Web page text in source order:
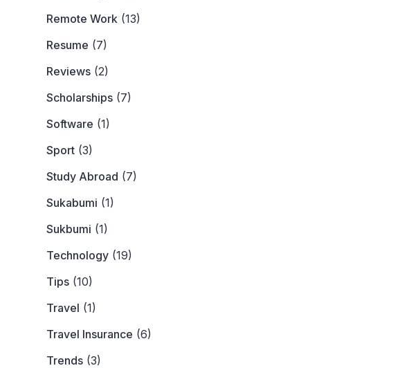
Remote Work (13)
Resume (7)
Reviews (2)
Scholarships (7)
Software (1)
Sport (3)
Study Abroad (7)
Sukabumi (1)
Sukbumi (1)
Technology (19)
Tips (10)
Travel (1)
Travel Insurance (6)
Trends (3)